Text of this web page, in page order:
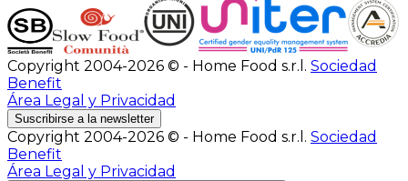
Copyright 2004-2026 © - Home Food s.r.l. Sociedad
Benefit
Área Legal y Privacidad
Suscribirse a la newsletter
Copyright 2004-2026 © - Home Food s.r.l. Sociedad
Benefit
Área Legal y Privacidad